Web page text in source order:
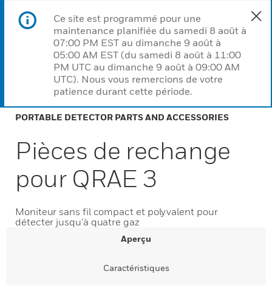
Ce site est programmé pour une
maintenance planifiée du samedi 8 août à
07:00 PM EST au dimanche 9 août à
05:00 AM EST (du samedi 8 août à 11:00
PM UTC au dimanche 9 août à 09:00 AM
UTC). Nous vous remercions de votre
patience durant cette période.
PORTABLE DETECTOR PARTS AND ACCESSORIES
Pièces de rechange
pour QRAE 3
Moniteur sans fil compact et polyvalent pour
détecter jusqu’à quatre gaz
Aperçu
Caractéristiques